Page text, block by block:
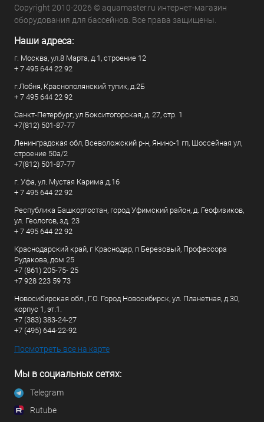
Copyright 2010-2026 © aquamaster.ru интернет-магазин
оборудования для бассейнов. Все права защищены.
Наши адреса:
г. Москва, ул.8 Марта, д.1, строение 12
+ 7 495 644 22 92
г.Лобня, Краснополянский тупик, д.2Б
+ 7 495 644 22 92
Санкт-Петербург, ул Бокситогорская, д. 27, стр. 1
+7(812) 501-87-77
Ленинградская обл, Всеволожский р-н, Янино-1 гп, Шоссейная ул,
строение 50а/2
+7(812) 501-87-77
г. Уфа, ул. Мустая Карима д.16
+ 7 495 644 22 92
Республика Башкортостан, город Уфимский район, д. Геофизиков,
ул. Геологов, зд. 23
+ 7 495 644 22 92
Краснодарский край, г Краснодар, п Березовый, Профессора
Рудакова, дом 25
+7 (861) 205-75- 25
+7 928 223 59 73
Новосибирская обл., Г.О. Город Новосибирск, ул. Планетная, д.30,
корпус 1, эт.1.
+7 (383) 383-24-27
+7 (495) 644-22-92
Посмотреть все на карте
Мы в социальных сетях:
Telegram
Rutube